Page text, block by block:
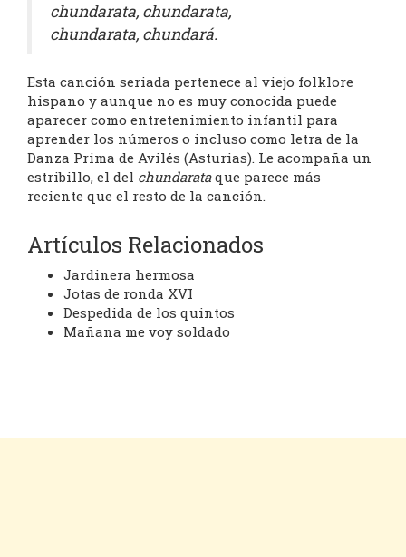
chundarata, chundarata,
chundarata, chundará.
Esta canción seriada pertenece al viejo folklore
hispano y aunque no es muy conocida puede
aparecer como entretenimiento infantil para
aprender los números o incluso como letra de la
Danza Prima de Avilés (Asturias). Le acompaña un
estribillo, el del chundarataque parece más
reciente que el resto de la canción.
Artículos Relacionados
Jardinera hermosa
Jotas de ronda XVI
Despedida de los quintos
Mañana me voy soldado